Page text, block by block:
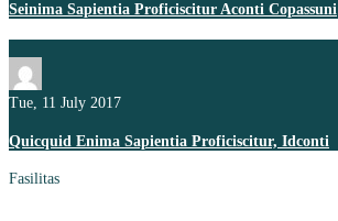
Seinima Sapientia Proficiscitur Aconti Copassuni
Tue, 11 July 2017
Quicquid Enima Sapientia Proficiscitur, Idconti
Fasilitas